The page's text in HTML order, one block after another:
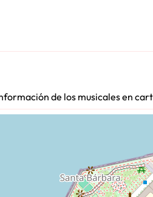
de los musicales en